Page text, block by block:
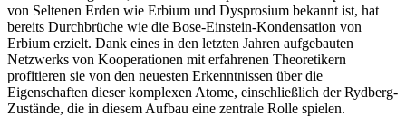
von Seltenen Erden wie Erbium und Dysprosium bekannt ist, hat
bereits Durchbrüche wie die Bose-Einstein-Kondensation von
Erbium erzielt. Dank eines in den letzten Jahren aufgebauten
Netzwerks von Kooperationen mit erfahrenen Theoretikern
profitieren sie von den neuesten Erkenntnissen über die
Eigenschaften dieser komplexen Atome, einschließlich der Rydberg-
Zustände, die in diesem Aufbau eine zentrale Rolle spielen.